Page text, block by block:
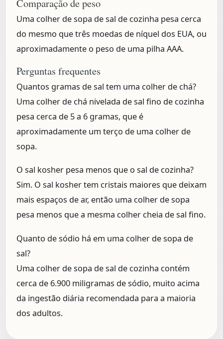
Comparação de peso
Uma colher de sopa de sal de cozinha pesa cerca
do mesmo que três moedas de níquel dos EUA, ou
aproximadamente o peso de uma pilha AAA.
Perguntas frequentes
Quantos gramas de sal tem uma colher de chá?
Uma colher de chá nivelada de sal fino de cozinha
pesa cerca de 5 a 6 gramas, que é
aproximadamente um terço de uma colher de
sopa.
O sal kosher pesa menos que o sal de cozinha?
Sim. O sal kosher tem cristais maiores que deixam
mais espaços de ar, então uma colher de sopa
pesa menos que a mesma colher cheia de sal fino.
Quanto de sódio há em uma colher de sopa de
sal?
Uma colher de sopa de sal de cozinha contém
cerca de 6.900 miligramas de sódio, muito acima
da ingestão diária recomendada para a maioria
dos adultos.